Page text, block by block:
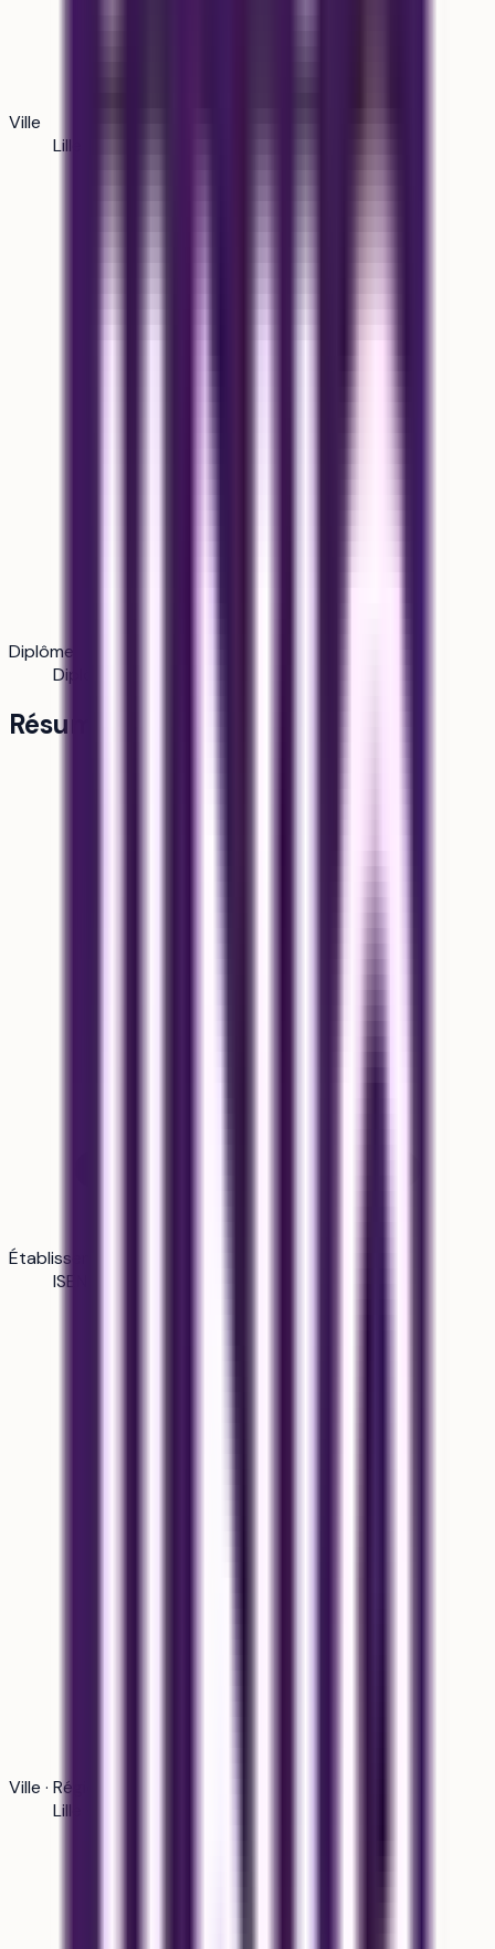
Ville
Lille
Diplôme
Diplôme d'ingénieur
Résumé
Établissement
ISEN Lille
Ville · Région
Lille · Hauts-de-France